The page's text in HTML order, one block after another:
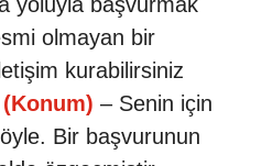
olmayan bir
kurabilirsiniz
(Konum) – Senin için
Bir başvurunun